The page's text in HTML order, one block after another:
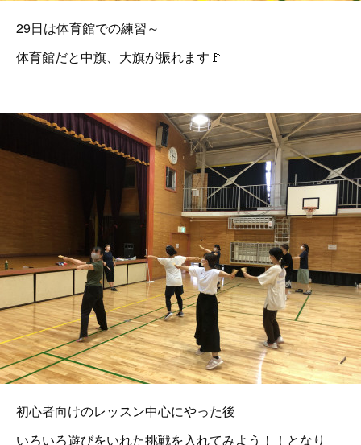
29日は体育館での練習～
体育館だと中旗、大旗が振れます🚩
初心者向けのレッスン中心にやった後
いろいろ遊びをいれた挑戦を入れてみよう！！となり